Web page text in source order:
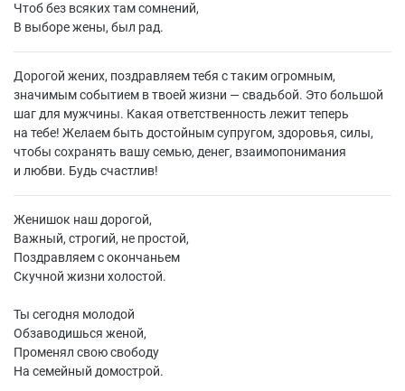
Чтоб без всяких там сомнений,
В выборе жены, был рад.
Дорогой жених, поздравляем тебя с таким огромным,
значимым событием в твоей жизни — свадьбой. Это большой
шаг для мужчины. Какая ответственность лежит теперь
на тебе! Желаем быть достойным супругом, здоровья, силы,
чтобы сохранять вашу семью, денег, взаимопонимания
и любви. Будь счастлив!
Женишок наш дорогой,
Важный, строгий, не простой,
Поздравляем с окончаньем
Скучной жизни холостой.
Ты сегодня молодой
Обзаводишься женой,
Променял свою свободу
На семейный домострой.